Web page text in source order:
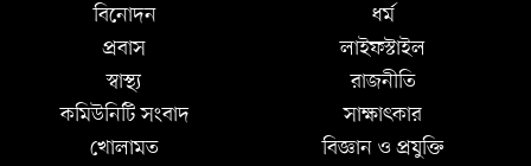
বিনোদন
ধর্ম
প্রবাস
লাইফস্টাইল
স্বাস্থ্য
রাজনীতি
কমিউনিটি সংবাদ
সাক্ষাৎকার
খোলামত
বিজ্ঞান ও প্রযুক্তি